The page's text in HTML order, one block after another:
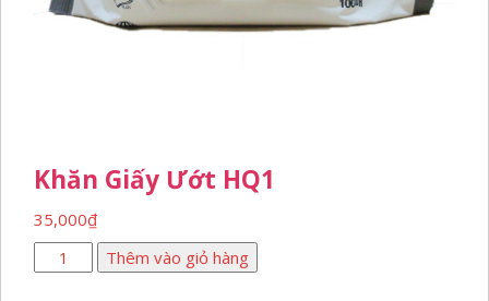
Khăn Giấy Ướt HQ1
35,000₫
Khăn
giấy
Thêm vào giỏ hàng